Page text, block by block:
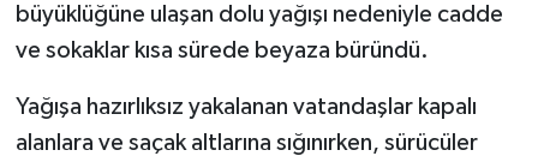
büyüklüğüne ulaşan dolu yağışı nedeniyle cadde
ve sokaklar kısa sürede beyaza büründü.
Yağışa hazırlıksız yakalanan vatandaşlar kapalı
alanlara ve saçak altlarına sığınırken, sürücüler